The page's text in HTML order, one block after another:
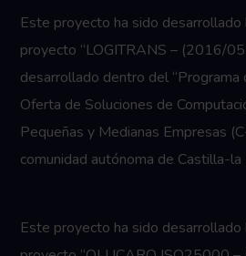
Este proyecto ha sido
proyecto “LOGITRANS – (2016/
desarrollado dentro del
Oferta de Soluciones de
Pequeñas y Medianas Empresas
comunidad autónoma de Castilla-la
Este proyecto ha sido